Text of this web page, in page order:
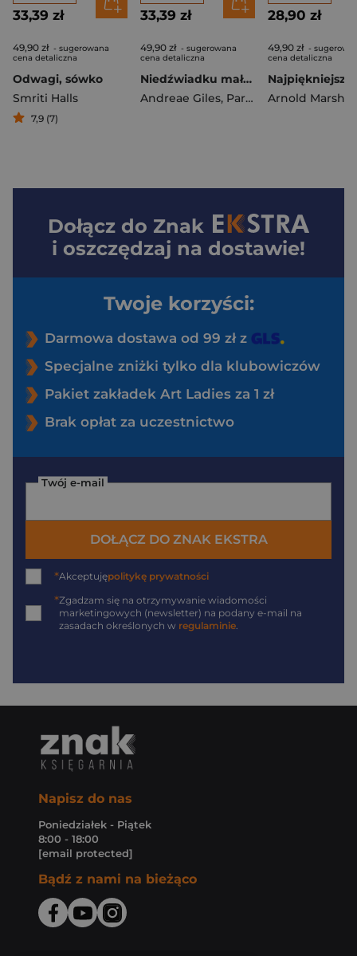
33,39 zł
49,90 zł - sugerowana
cena detaliczna
Odwagi, sówko
Smriti Halls
7,9 (7)
33,39 zł
49,90 zł - sugerowana
cena detaliczna
Niedźwiadku mały, jesteś wspaniały!
Andreae Giles, Parker-Rees Guy
28,90 zł
49,90 zł -
cena detaliczna
Dołącz do Znak
i oszczędzaj na dostawie!
Twoje korzyści:
Darmowa dostawa od 99 zł z
Specjalne zniżki tylko dla klubowiczów
Pakiet zakładek Art Ladies za 1 zł
Brak opłat za uczestnictwo
Twój e-mail
DOŁĄCZ DO ZNAK EKSTRA
*Akceptujępolitykę prywatności
*Zgadzam się na otrzymywanie wiadomości
marketingowych (newsletter) na podany e-mail na
zasadach określonych w regulaminie.
Napisz do nas
Poniedziałek - Piątek
8:00 - 18:00
[email protected]
Bądź z nami na bieżąco